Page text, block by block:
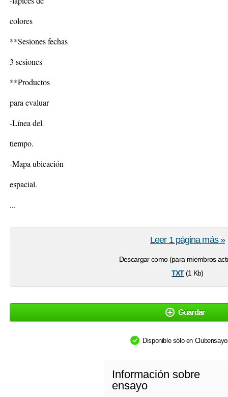
colores
**Sesiones fechas
3 sesiones
**Productos
para evaluar
-Línea del
tiempo.
-Mapa ubicación
espacial.
...
Descargar como (para miembros
txt(1 Kb)
Leer 1 página más »
Guardar
Disponible sólo en
Información sobre
ensayo